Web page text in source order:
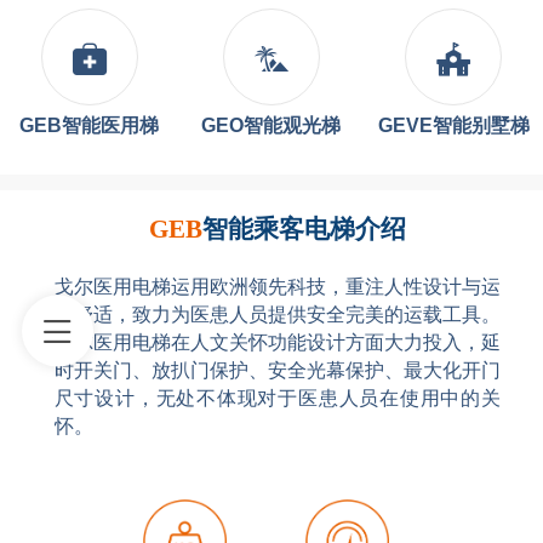
GEB智能医用梯 GEO智能观光梯 GEVE智能别墅梯
GEB智能乘客电梯介绍
戈尔医用电梯运用欧洲领先科技，重注人性设计与运
行舒适，致力为医患人员提供安全完美的运载工具。
戈尔医用电梯在人文关怀功能设计方面大力投入，延
时开关门、放扒门保护、安全光幕保护、最大化开门
尺寸设计，无处不体现对于医患人员在使用中的关
怀。